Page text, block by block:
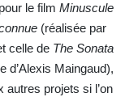
le film Minuscule
(réalisée par
celle de The Sonata
d’Alexis Maingaud),
autres projets si l’on